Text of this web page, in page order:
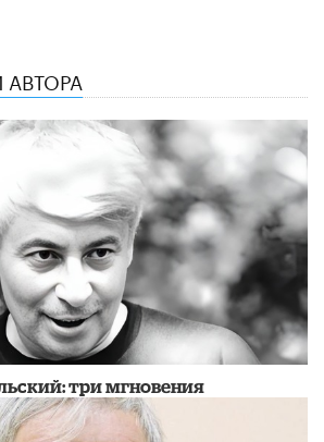
АВТОРА
три мгновения